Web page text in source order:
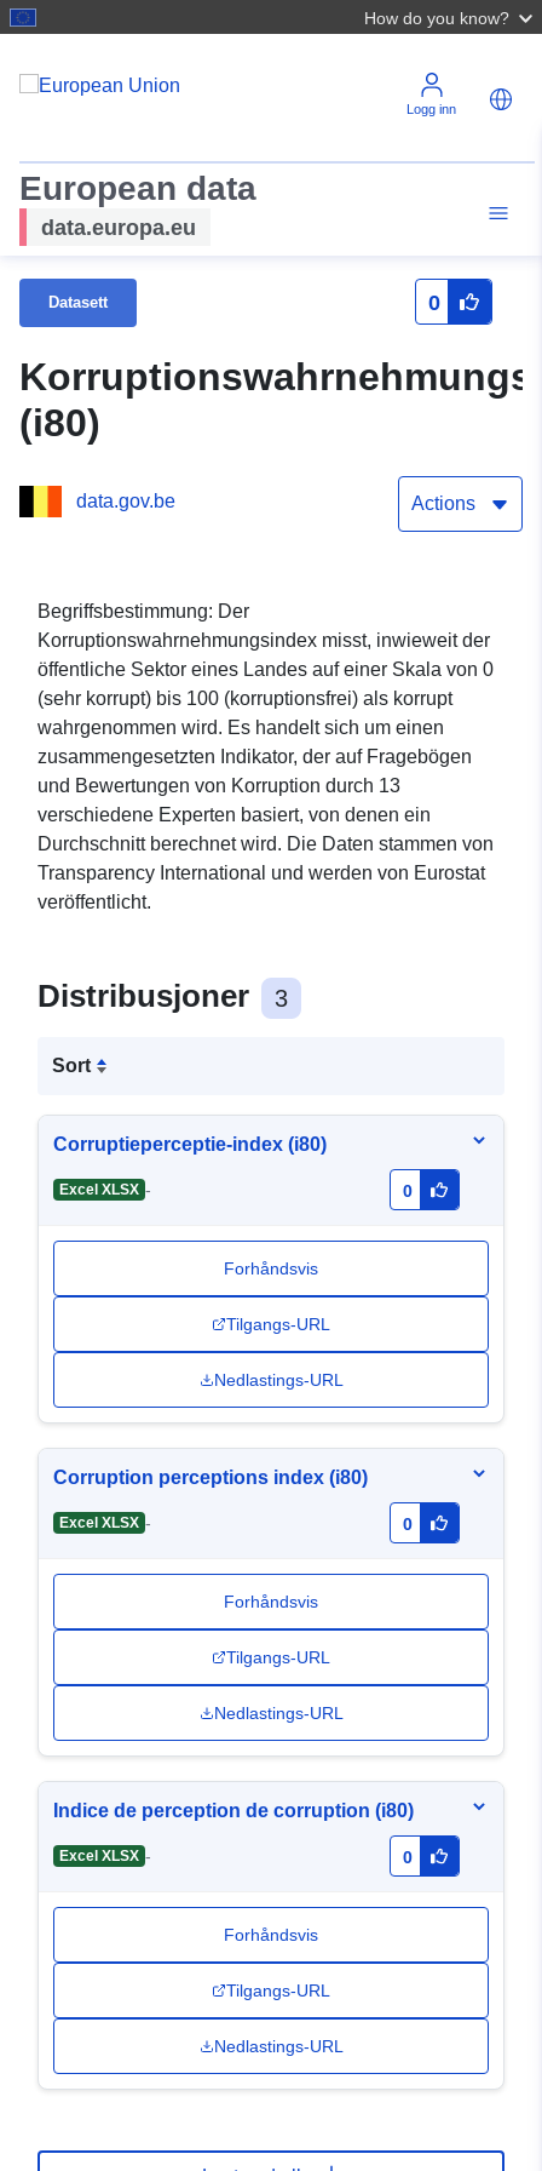
How do you know?
Logg inn
European data
data.europa.eu
Datasett 0
(i80)
data.gov.be Actions
Begriffsbestimmung: Der
Korruptionswahrnehmungsindex misst, inwieweit der
öffentliche Sektor eines Landes auf einer Skala von 0
(sehr korrupt) bis 100 (korruptionsfrei) als korrupt
wahrgenommen wird. Es handelt sich um einen
zusammengesetzten Indikator, der auf Fragebögen
und Bewertungen von Korruption durch 13
verschiedene Experten basiert, von denen ein
Durchschnitt berechnet wird. Die Daten stammen von
Transparency International und werden von Eurostat
veröffentlicht.
Distribusjoner 3
Sort
Corruptieperceptie-index (i80)
Excel XLSX - 0
Forhåndsvis
Tilgangs-URL
Nedlastings-URL
Corruption perceptions index (i80)
Excel XLSX - 0
Forhåndsvis
Tilgangs-URL
Nedlastings-URL
Indice de perception de corruption (i80)
Excel XLSX - 0
Forhåndsvis
Tilgangs-URL
Nedlastings-URL